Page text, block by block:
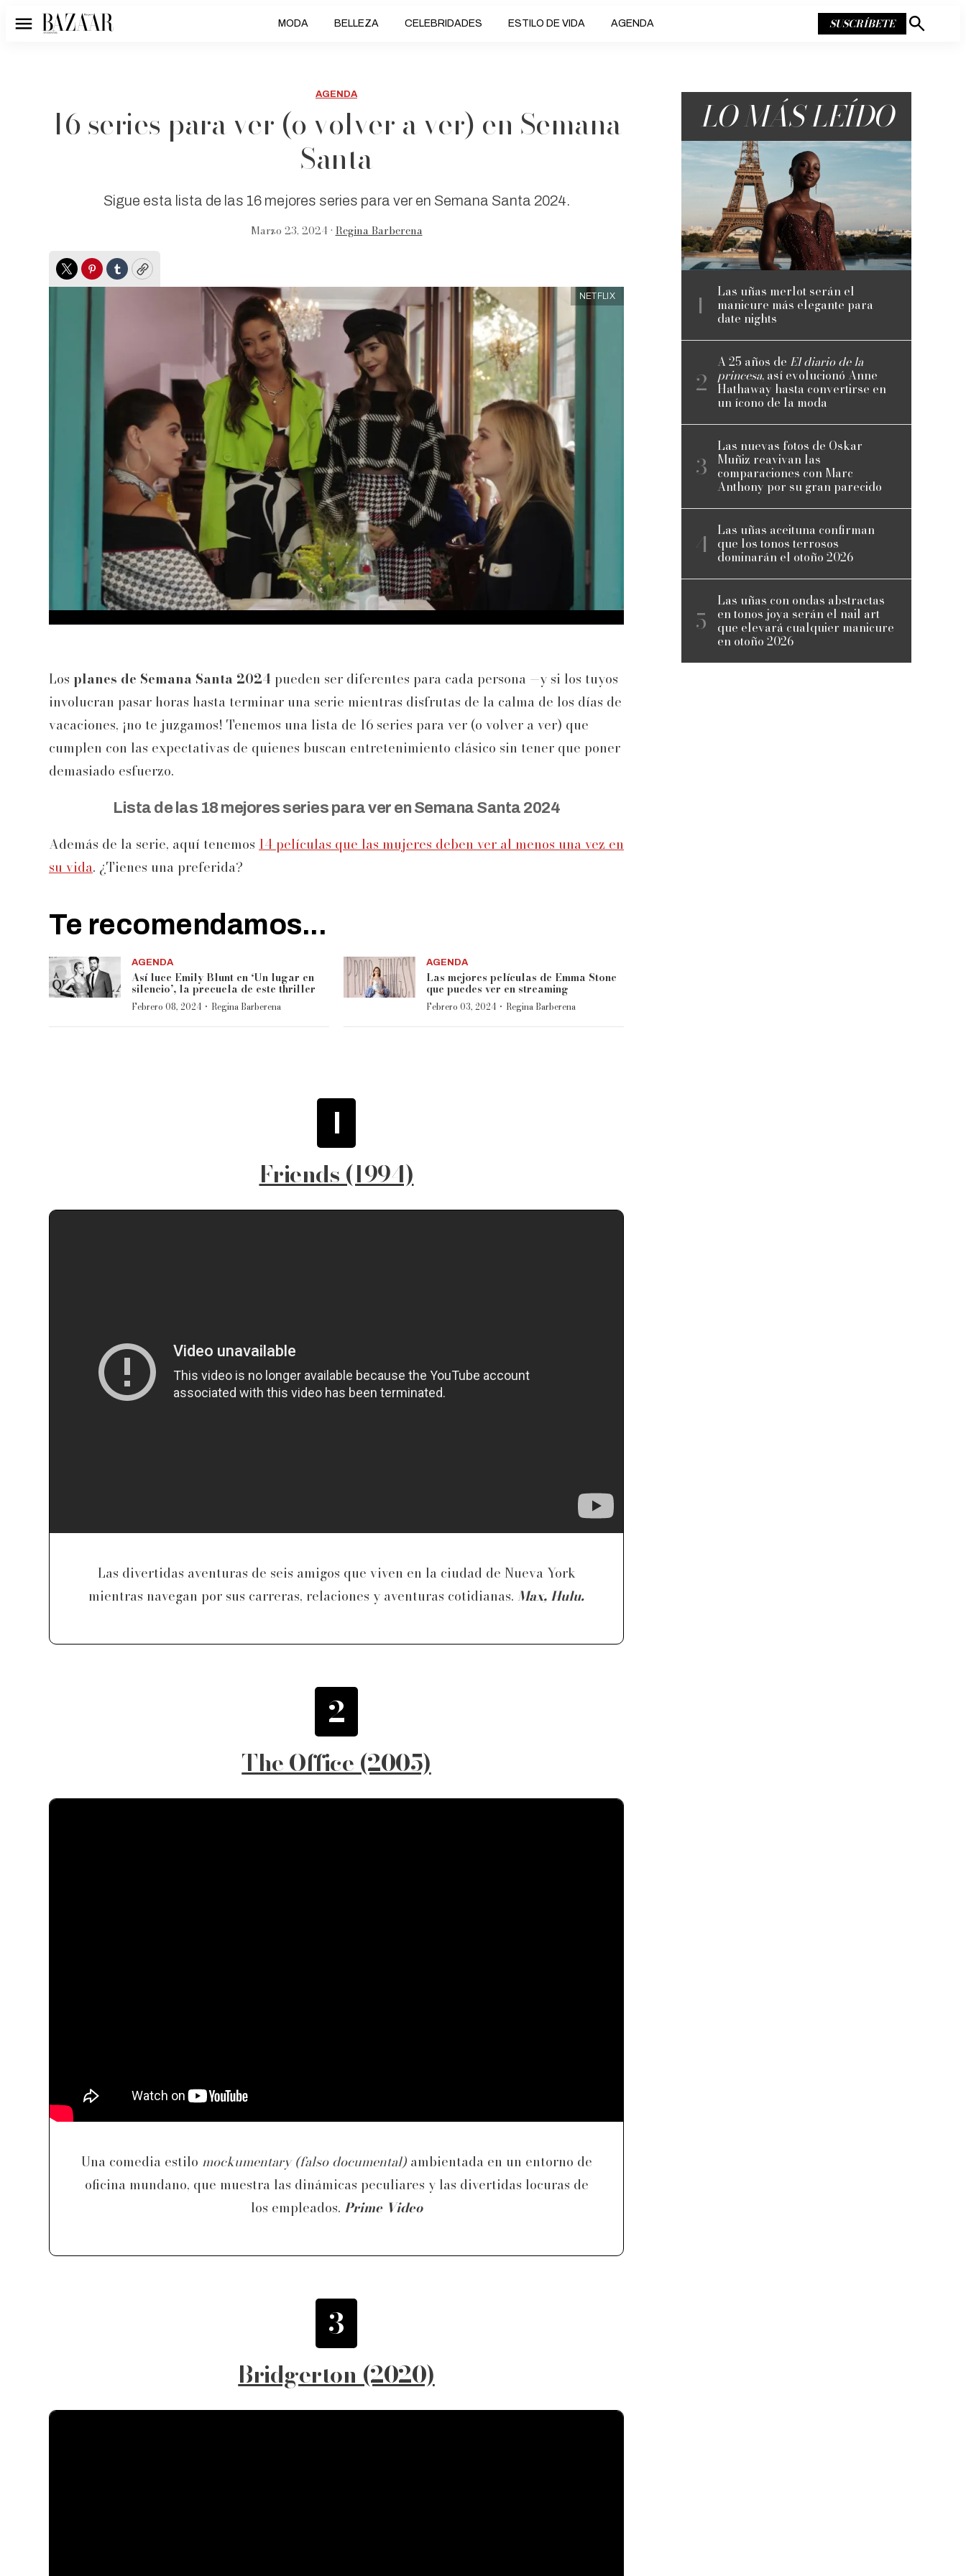
Menú MODA BELLEZA CELEBRIDADES ESTILO DE VIDA AGENDA SUSCRÍBETE
Mostrar
AGENDA
16 series para ver (o volver a ver) en Semana
Santa
Sigue esta lista de las 16 mejores series para ver en Semana Santa 2024.
Marzo 23, 2024 • Regina Barberena
TwitterPinterest
TumblrCopy
NETFLIX
Los planes de Semana Santa 2024 pueden ser diferentes para cada persona —y si los tuyos
involucran pasar horas hasta terminar una serie mientras disfrutas de la calma de los días de
vacaciones, ¡no te juzgamos! Tenemos una lista de 16 series para ver (o volver a ver) que
cumplen con las expectativas de quienes buscan entretenimiento clásico sin tener que poner
demasiado esfuerzo.
Lista de las 18 mejores series para ver en Semana Santa 2024
Además de la serie, aquí tenemos 14 películas que las mujeres deben ver al menos una vez en
su vida. ¿Tienes una preferida?
Te recomendamos...
AGENDA
Así luce Emily Blunt en ‘Un lugar en
silencio’, la precuela de este thriller
Febrero 08, 2024 · Regina Barberena
AGENDA
Las mejores películas de Emma Stone
que puedes ver en streaming
Febrero 03, 2024 · Regina Barberena
1
Friends (1994)
Las divertidas aventuras de seis amigos que viven en la ciudad de Nueva York
mientras navegan por sus carreras, relaciones y aventuras cotidianas. Max, Hulu.
2
The Office (2005)
Una comedia estilo mockumentary (falso documental)ambientada en un entorno de
oficina mundano, que muestra las dinámicas peculiares y las divertidas locuras de
los empleados. Prime Video
3
Bridgerton (2020)
LO MÁS LEÍDO
Las uñas merlot serán el
manicure más elegante para
date nights
A 25 años de El diario de la
princesa, así evolucionó Anne
Hathaway hasta convertirse en
un ícono de la moda
Las nuevas fotos de Oskar
Muñiz reavivan las
comparaciones con Marc
Anthony por su gran parecido
Las uñas aceituna confirman
que los tonos terrosos
dominarán el otoño 2026
Las uñas con ondas abstractas
en tonos joya serán el nail art
que elevará cualquier manicure
en otoño 2026